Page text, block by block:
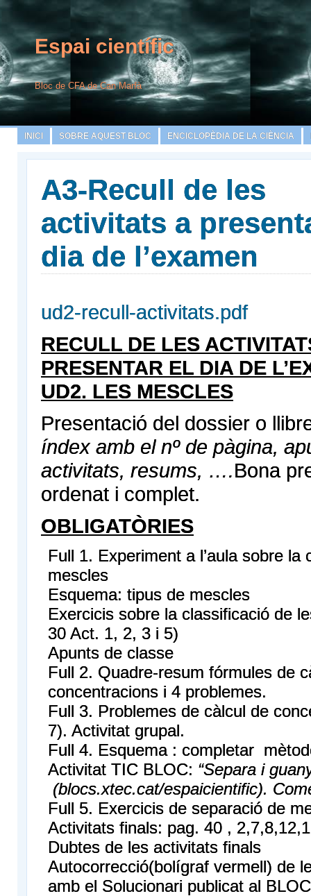
Espai científic
Bloc de CFA de Can Marfà
INICI SOBRE AQUEST BLOC ENCICLOPÈDIA DE LA CIÈNCIA
A3-Recull de les
activitats a
dia de l’examen
ud2-recull-activitats.pdf
RECULL DE LES
PRESENTAR EL DIA DE
UD2. LES MESCLES
Presentació del dossier o
índex amb el nº de pàgina,
activitats, resums, ….Bona
ordenat i complet.
OBLIGATÒRIES
Full 1. Experiment a l’aula sobre la
mescles
Esquema: tipus de mescles
Exercicis sobre la classificació de
30 Act. 1, 2, 3 i 5)
Apunts de classe
Full 2. Quadre-resum fórmules de
concentracions i 4 problemes.
Full 3. Problemes de càlcul de
7). Activitat grupal.
Full 4. Esquema : completar
Activitat TIC BLOC: “Separa i
(blocs.xtec.cat/espaicientific).
Full 5. Exercicis de separació de
Activitats finals: pag. 40 ,
Dubtes de les activitats finals
Autocorrecció(bolígraf vermell) de
amb el Solucionari publicat al BLOC